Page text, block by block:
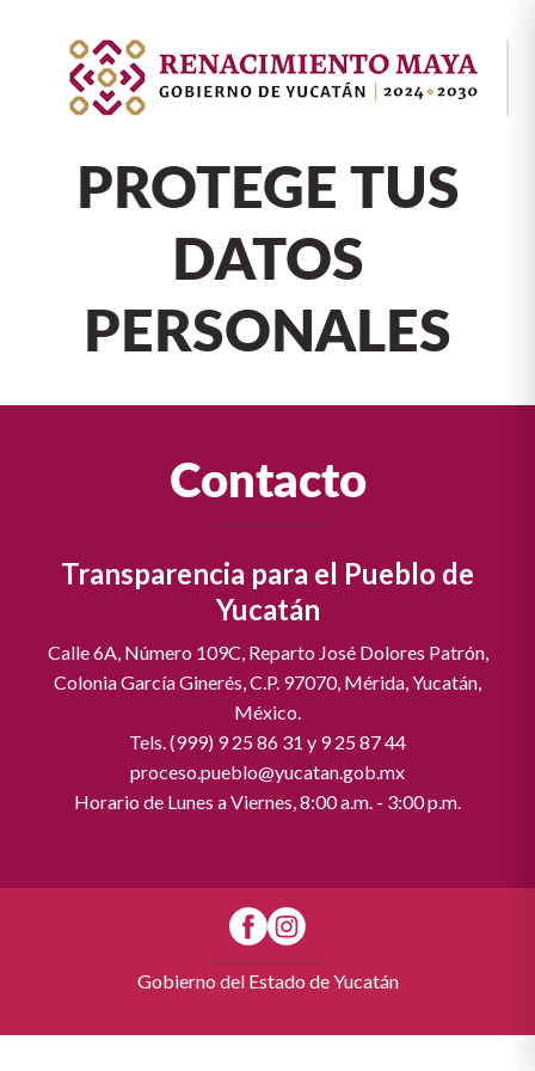
PROTEGE TUS
DATOS
PERSONALES
Contacto
Transparencia para el Pueblo de
Yucatán
Calle 6A, Número 109C, Reparto José Dolores Patrón,
Colonia García Ginerés, C.P. 97070, Mérida, Yucatán,
México.
Tels. (999) 9 25 86 31 y 9 25 87 44
proceso.pueblo@yucatan.gob.mx
Horario de Lunes a Viernes, 8:00 a.m. - 3:00 p.m.
Gobierno del Estado de Yucatán